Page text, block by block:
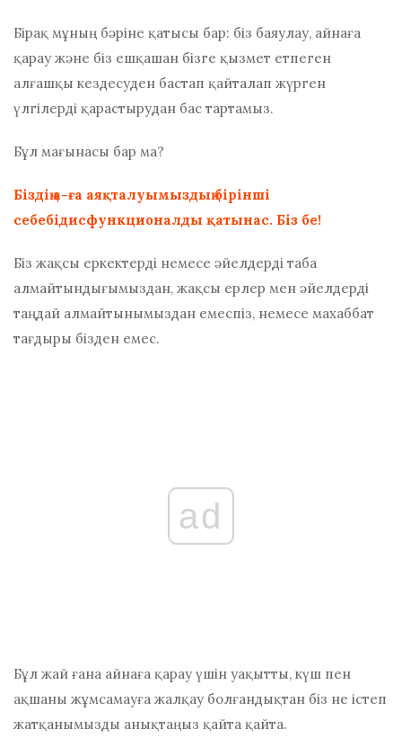
Бірақ мұның бәріне қатысы бар: біз баяулау, айнаға
қарау және біз ешқашан бізге қызмет етпеген
алғашқы кездесуден бастап қайталап жүрген
үлгілерді қарастырудан бас тартамыз.
Бұл мағынасы бар ма?
Біздің а-ға аяқталуымыздың бірінші
себебідисфункционалды қатынас. Біз бе!
Біз жақсы еркектерді немесе әйелдерді таба
алмайтындығымыздан, жақсы ерлер мен әйелдерді
таңдай алмайтынымыздан емеспіз, немесе махаббат
тағдыры бізден емес.
ad
Бұл жай ғана айнаға қарау үшін уақытты, күш пен
ақшаны жұмсамауға жалқау болғандықтан біз не істеп
жатқанымызды анықтаңыз қайта қайта.